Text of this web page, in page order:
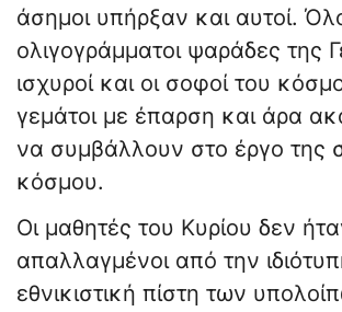
άσημοι υπήρξαν και αυτοί.
ολιγογράμματοι ψαράδες της
ισχυροί και οι σοφοί του
γεμάτοι με έπαρση και άρα
να συμβάλλουν στο έργο της
κόσμου.
Οι μαθητές του Κυρίου δεν
απαλλαγμένοι από την
εθνικιστική πίστη των